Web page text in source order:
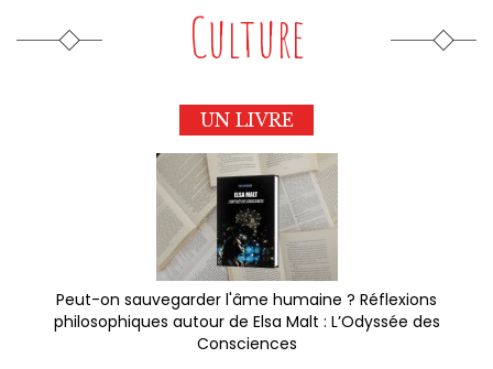
Culture
UN LIVRE
Peut-on sauvegarder l'âme humaine ? Réflexions
philosophiques autour de Elsa Malt : L’Odyssée des
Consciences